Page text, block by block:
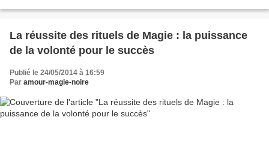
La réussite des rituels de Magie : la puissance
de la volonté pour le succès
Publié le 24/05/2014 à 16:59
Par amour-magie-noire